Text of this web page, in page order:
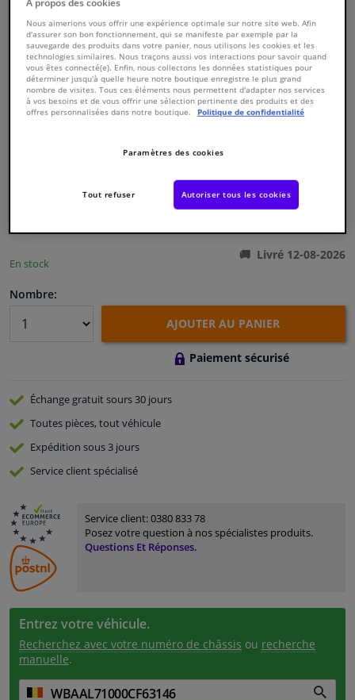
Fenêtres & accessoires
Intérieur & ameublement
Styling & Performance
Nettoyage & protection
Atelier & outils
Capteurs & électronique
En stock
Livré 12-08-2026
Nombre:
AJOUTER AU PANIER
Paiement sécurisé
Échange gratuitsours 30 jours
Toutes pièces, tout véhicule
Expédition sous 3 jours
Serviceclient spécialisé
Service client:0380 833 78
Posez votre question à nos spécialistes produits.
Questions Et Réponses.
Entrez votre véhicule.
Recherchez avec votre numéro de châssis ou recherche
manuelle.
Nous aimerions vous offrir une expérience optimale sur notre site web. Afin
d'assurer son bon fonctionnement, qui se manifeste par exemple par la
sauvegarde des produits dans votre panier, nous utilisons les cookies et les
technologies similaires. Nous traçons aussi vos interactions pour savoir quand
vous êtes connecté(e). Enfin, nous collectons les données statistiques pour
déterminer jusqu'à quelle heure notre boutique enregistre le plus grand
nombre de visites. Tous ces éléments nous permettent d'adapter nos services
à vos besoins et de vous offrir une sélection pertinente des produits et des
offres personnalisées dans notre boutique.
Politique de confidentialité
Paramètres des cookies
Tout refuser Autoriser tous les cookies